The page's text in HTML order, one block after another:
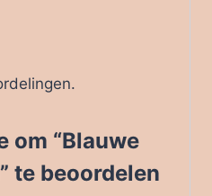
om “Blauwe
te beoordelen